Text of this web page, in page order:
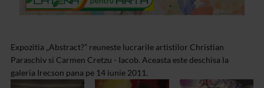
Expozitia „Abstract?” reuneste lucrarile artistilor Christian
Paraschiv si Carmen Cretzu - Iacob. Aceasta este deschisa la
galeria Irecson pana pe 14 iunie 2011.